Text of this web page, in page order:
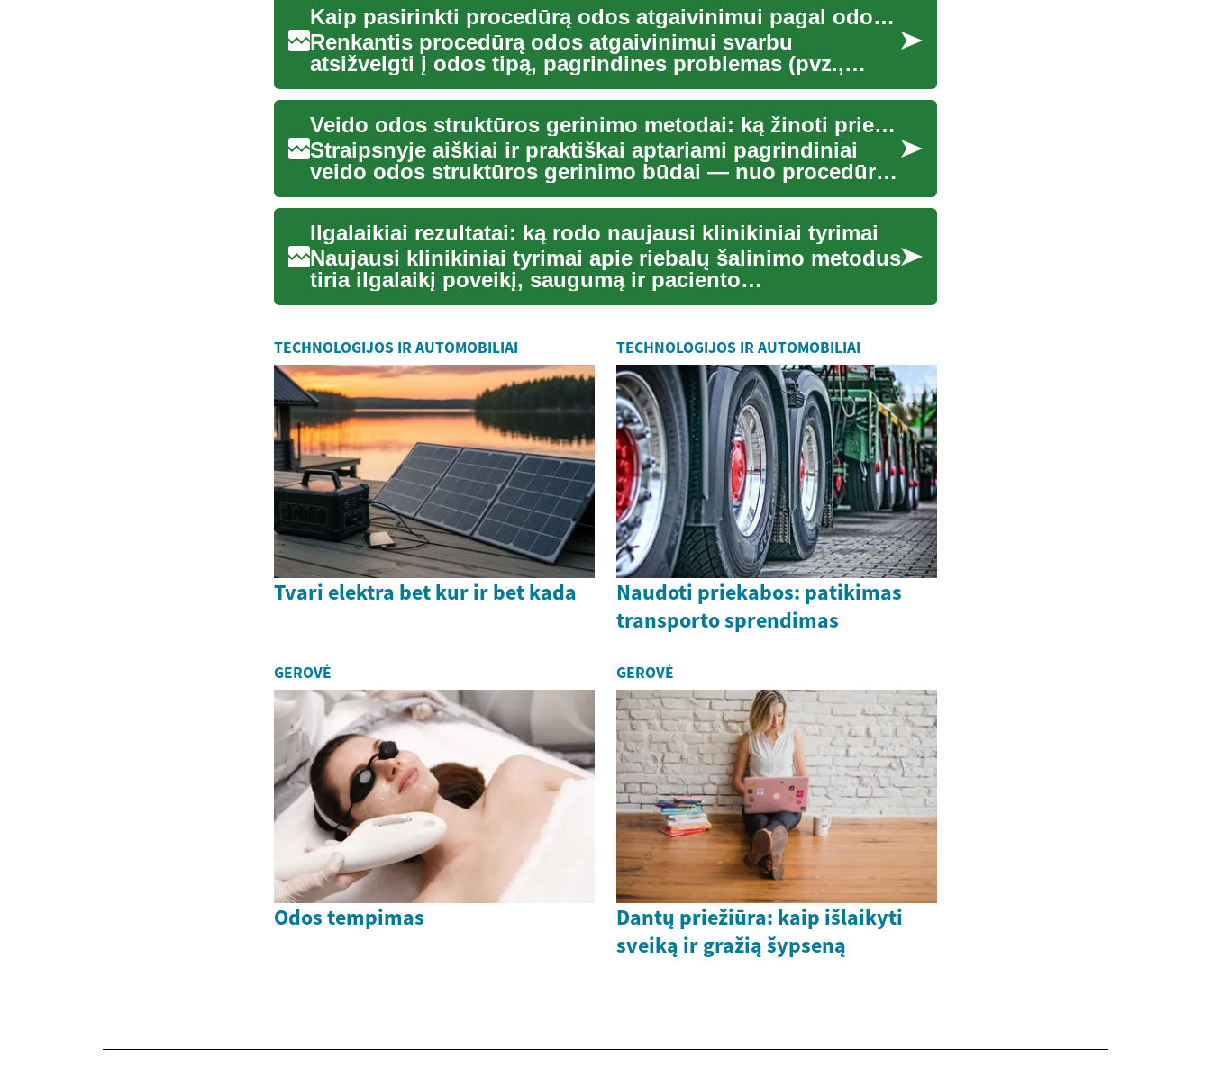
Kaip pasirinkti procedūrą odos atgaivinimui pagal odos tipą
Renkantis procedūrą odos atgaivinimui svarbu
atsižvelgti į odos tipą, pagrindines problemas (pvz.,
pigmentaciją ar ra...
Veido odos struktūros gerinimo metodai: ką žinoti prieš procedūrą
Straipsnyje aiškiai ir praktiškai aptariami pagrindiniai
veido odos struktūros gerinimo būdai — nuo procedūrų
princip...
Ilgalaikiai rezultatai: ką rodo naujausi klinikiniai tyrimai
Naujausi klinikiniai tyrimai apie riebalų šalinimo metodus
tiria ilgalaikį poveikį, saugumą ir paciento
pasitenkinimą...
TECHNOLOGIJOS IR AUTOMOBILIAI
Tvari elektra bet kur ir bet kada
TECHNOLOGIJOS IR AUTOMOBILIAI
Naudoti priekabos: patikimas
transporto sprendimas
GEROVĖ
Odos tempimas
GEROVĖ
Dantų priežiūra: kaip išlaikyti
sveiką ir gražią šypseną